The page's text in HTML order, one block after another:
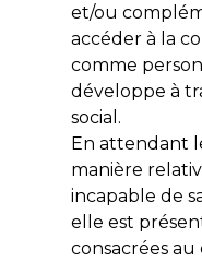
et/ou
accéder à la
comme
développe à
social.
En attendant
manière
incapable de
elle est
consacrées